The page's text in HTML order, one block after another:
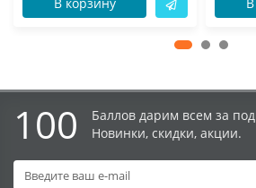
100
Баллов дарим всем за
Новинки, скидки, акции.